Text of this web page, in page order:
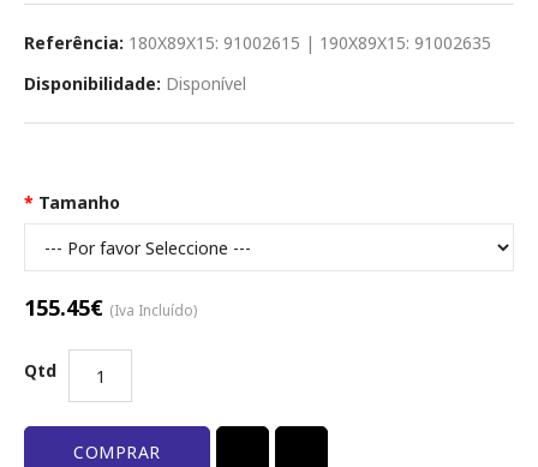
Referência: 180X89X15: 91002615 | 190X89X15: 91002635
Disponibilidade: Disponível
Tamanho
155.45€ (Iva Incluído)
Qtd
COMPRAR